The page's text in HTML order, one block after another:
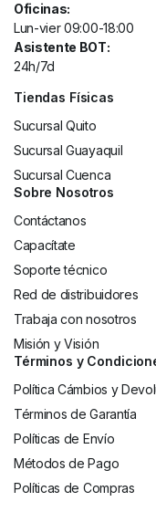
Oficinas:
Lun-vier 09:00-18:00
Asistente BOT:
24h/7d
Tiendas Físicas
Sucursal Quito
Sucursal Guayaquil
Sucursal Cuenca
Sobre Nosotros
Contáctanos
Capacítate
Soporte técnico
Red de distribuidores
Trabaja con nosotros
Misión y Visión
Términos y
Política Cámbios y
Términos de Garantía
Políticas de Envío
Métodos de Pago
Políticas de Compras